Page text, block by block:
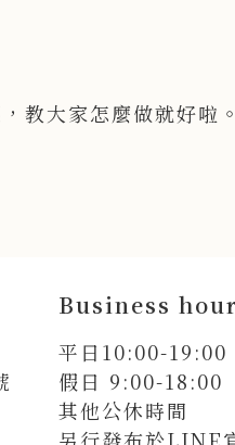
教大家怎麼做就好啦。
Business
平日10:00-19:00
假日 9:00-18:00
其他公休時間